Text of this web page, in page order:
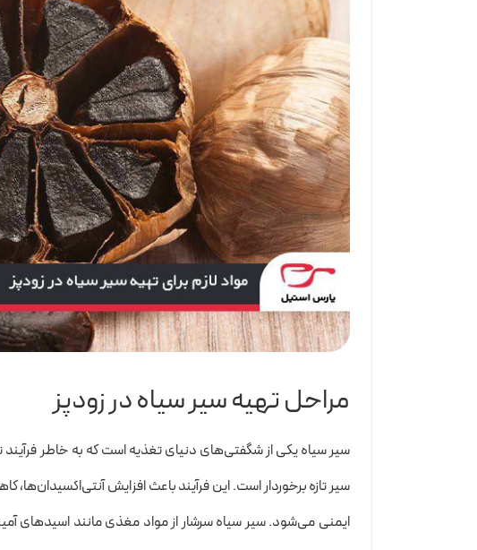
مراحل تهیه سیر سیاه در زودپز
سیر سیاه یکی از شگفتی‌های دنیای تغذیه است که به خاطر
سیر تازه برخوردار است. این فرآیند باعث افزایش
ایمنی می‌شود. سیر سیاه سرشار از مواد مغذی مانند اسیدهای